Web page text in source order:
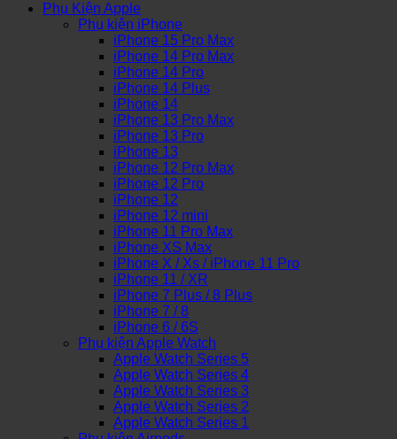
Phụ Kiện Apple
Phụ kiện iPhone
iPhone 15 Pro Max
iPhone 14 Pro Max
iPhone 14 Pro
iPhone 14 Plus
iPhone 14
iPhone 13 Pro Max
iPhone 13 Pro
iPhone 13
iPhone 12 Pro Max
iPhone 12 Pro
iPhone 12
iPhone 12 mini
iPhone 11 Pro Max
iPhone XS Max
iPhone X / Xs / iPhone 11 Pro
iPhone 11 / XR
iPhone 7 Plus / 8 Plus
iPhone 7 / 8
iPhone 6 / 6S
Phụ kiện Apple Watch
Apple Watch Series 5
Apple Watch Series 4
Apple Watch Series 3
Apple Watch Series 2
Apple Watch Series 1